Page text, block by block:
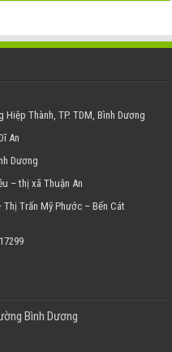
Thành, TP. TDM, Bình Dương
An
Dương
– thị xã Thuận An
Trấn Mỹ Phước – Bến Cát
Bình Dương